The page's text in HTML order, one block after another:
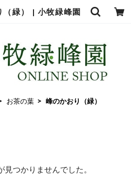
（緑） | 小牧緑峰園
お茶の葉 峰のかおり（緑）
見つかりませんでした。